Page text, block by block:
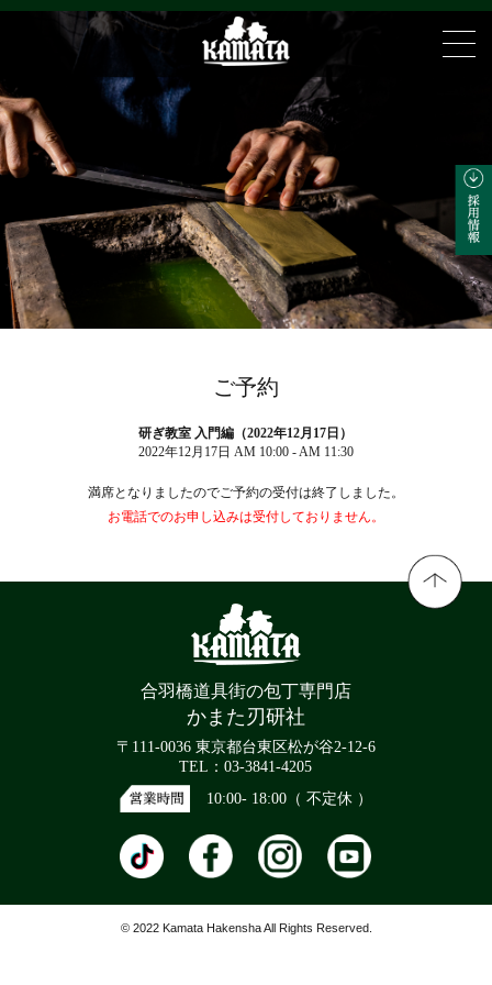
ご予約
研ぎ教室 入門編（2022年12月17日）
2022年12月17日 AM 10:00 - AM 11:30
満席となりましたのでご予約の受付は終了しました。
お電話でのお申し込みは受付しておりません。
合羽橋道具街の包丁専門店
かまた刃研社
〒111-0036 東京都台東区松が谷2-12-6
TEL：03-3841-4205
10:00- 18:00（ 不定休 ）
© 2022 Kamata Hakensha All Rights Reserved.